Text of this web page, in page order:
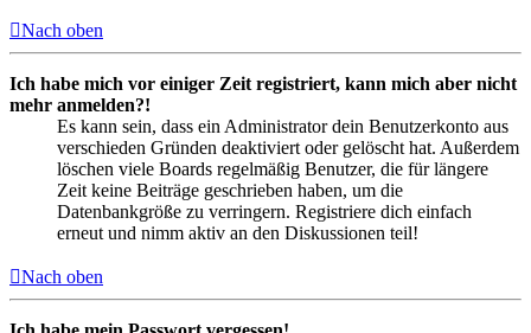
Nach oben
Ich habe mich vor einiger Zeit registriert, kann mich aber nicht
mehr anmelden?!
Es kann sein, dass ein Administrator dein Benutzerkonto aus
verschieden Gründen deaktiviert oder gelöscht hat. Außerdem
löschen viele Boards regelmäßig Benutzer, die für längere
Zeit keine Beiträge geschrieben haben, um die
Datenbankgröße zu verringern. Registriere dich einfach
erneut und nimm aktiv an den Diskussionen teil!
Nach oben